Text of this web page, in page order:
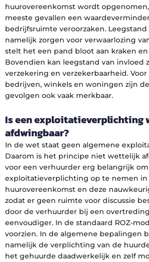
huurovereenkomst wordt
meeste gevallen een
bedrijfsruimte veroorzaken.
namelijk zorgen voor verwaarlozing
stelt het een pand bloot aan kraken en
Bovendien kan leegstand van invloed
verzekering en verzekerbaarheid.
bedrijven, winkels en woningen zijn
gevolgen ook vaak merkbaar.
Is een exploitatieverplichting
afdwingbaar?
In de wet staat geen algemene
Daarom is het principe niet wettelijk
voor een verhuurder erg belangrijk
exploitatieverplichting op te nemen in
huurovereenkomst en deze
zodat er geen ruimte voor discussie
door de verhuurder bij een
eenvoudiger. In de standaard ROZ-
voorzien. In de algemene bepalingen
namelijk de verplichting van de
het gehuurde daadwerkelijk en zelf